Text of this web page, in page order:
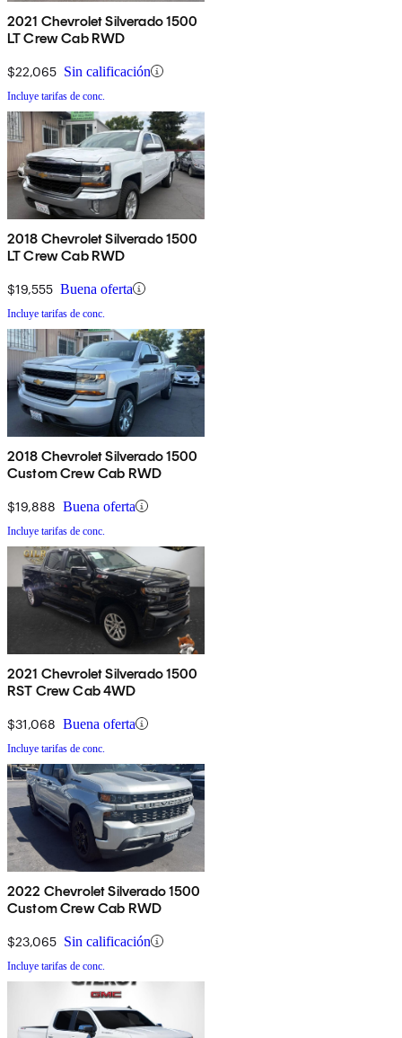
2021 Chevrolet Silverado 1500
LT Crew Cab RWD
$22,065 Sin calificación
Incluye tarifas de conc.
2018 Chevrolet Silverado 1500
LT Crew Cab RWD
$19,555 Buena oferta
Incluye tarifas de conc.
2018 Chevrolet Silverado 1500
Custom Crew Cab RWD
$19,888 Buena oferta
Incluye tarifas de conc.
2021 Chevrolet Silverado 1500
RST Crew Cab 4WD
$31,068 Buena oferta
Incluye tarifas de conc.
2022 Chevrolet Silverado 1500
Custom Crew Cab RWD
$23,065 Sin calificación
Incluye tarifas de conc.